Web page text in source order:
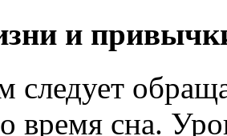
и
следует
время сна.